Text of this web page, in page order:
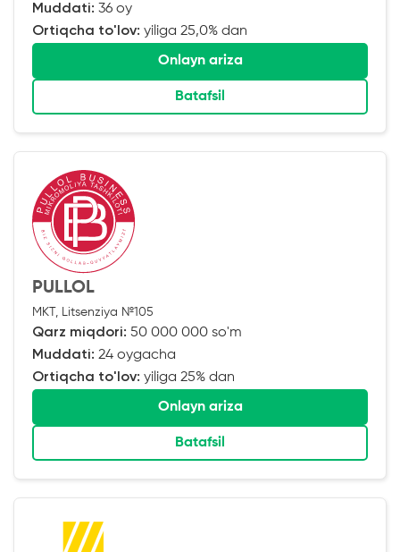
Muddati: 36 oy
Ortiqcha to'lov: yiliga 25,0% dan
Onlayn ariza
Batafsil
PULLOL
MKT, Litsenziya №105
Qarz miqdori: 50 000 000 so'm
Muddati: 24 oygacha
Ortiqcha to'lov: yiliga 25% dan
Onlayn ariza
Batafsil